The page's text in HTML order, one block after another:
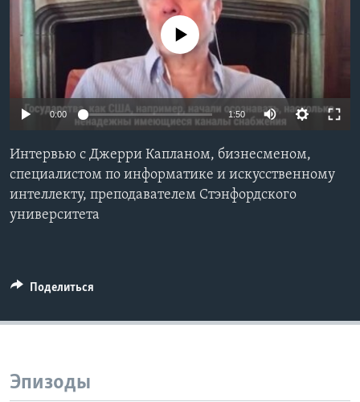
Learning English
СОЦИАЛЬНЫЕ СЕТИ
No media source currently available
0:00 1:50
Интервью с Джерри Капланом, бизнесменом,
специалистом по информатике и искусственному
интеллекту, преподавателем Стэнфордского
университета
Поделиться
Эпизоды